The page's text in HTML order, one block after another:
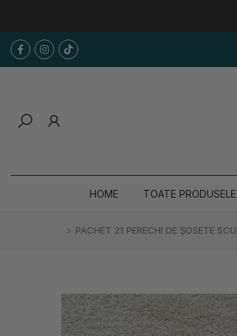
continut
HOME TOATE PRODUSELE
PACHET 21 PERECHI DE ȘOSETE